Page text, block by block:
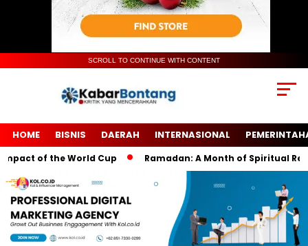
SCROLL TO CONTINUE WITH CONTENT
HOME BISNIS DAERAH INTERNASIONAL
of the World Cup Ramadan: A Month of Spiritual